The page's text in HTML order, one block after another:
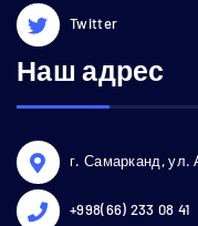
Twitter
Наш адрес
г. Самарканд, ул.
+998(66) 233 08 41